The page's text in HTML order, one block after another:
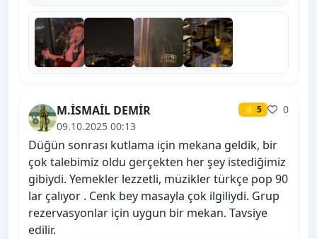
M.İSMAİL DEMİR ⭐ 5
0
09.10.2025 00:13
Düğün sonrası kutlama için mekana geldik, bir
çok talebimiz oldu gerçekten her şey istediğimiz
gibiydi. Yemekler lezzetli, müzikler türkçe pop 90
lar çalıyor . Cenk bey masayla çok ilgiliydi. Grup
rezervasyonlar için uygun bir mekan. Tavsiye
edilir.